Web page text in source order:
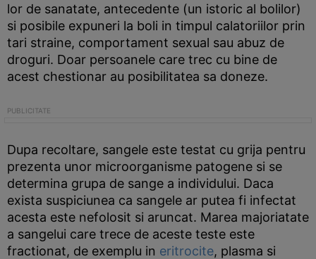
lor de sanatate, antecedente (un istoric al bolilor)
si posibile expuneri la boli in timpul calatoriilor prin
tari straine, comportament sexual sau abuz de
droguri. Doar persoanele care trec cu bine de
acest chestionar au posibilitatea sa doneze.
Dupa recoltare, sangele este testat cu grija pentru
prezenta unor microorganisme patogene si se
determina grupa de sange a individului. Daca
exista suspiciunea ca sangele ar putea fi infectat
acesta este nefolosit si aruncat. Marea majoriatate
a sangelui care trece de aceste teste este
fractionat, de exemplu in eritrocite, plasma si